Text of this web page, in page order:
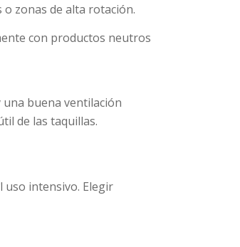
zonas de alta rotación.
con productos neutros
buena ventilación
de las taquillas.
uso intensivo. Elegir